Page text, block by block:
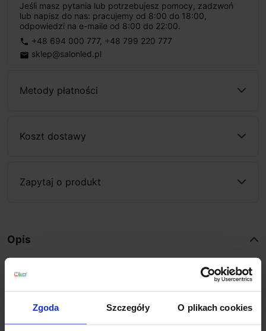
Zgoda Szczegóły O plikach cookies
Jeśli masz pytania lub potrzebujesz pomocy, zadzwoń
lub napisz do nas: pracujemy od 8:00 do 18:00,
odpowiedzi na e-maile od 8:00 do 22:00.
phone +48 694 000 777, +48 799 220 777
email sklep@salonled.pl
Metody płatności
Koszt dostawy
Zapytaj o produkt
Opis
Redlux DIREZZA R10427, R10431
to reflektor
ogrodowy z ruchomą głowicą i z kolcem do ziemi.
Oprawa wykończona jest w 2 kolorach do wyboru:
srebrno-szary lub antracyt. Źródłem światła jest